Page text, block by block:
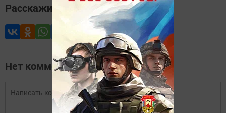
Расскажите друзьям
Нет комментариев